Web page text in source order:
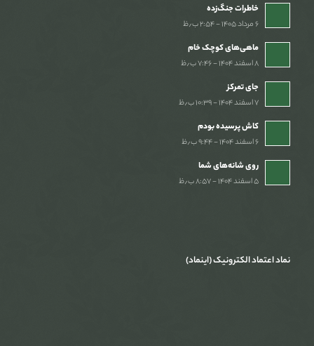
خاطرات جنگ‌‌زده
۶ مرداد ۱۴۰۵ - ۲:۵۴ ب٫ظ
ماهی‌های کوچک خام
۸ اسفند ۱۴۰۴ - ۷:۴۶ ب٫ظ
جای تمرکز
۷ اسفند ۱۴۰۴ - ۱۰:۳۹ ب٫ظ
کاش پرسیده بودم
۶ اسفند ۱۴۰۴ - ۹:۴۴ ب٫ظ
روی شانه‌های شما
۵ اسفند ۱۴۰۴ - ۸:۵۷ ب٫ظ
نماد اعتماد الکترونیک (اینماد)